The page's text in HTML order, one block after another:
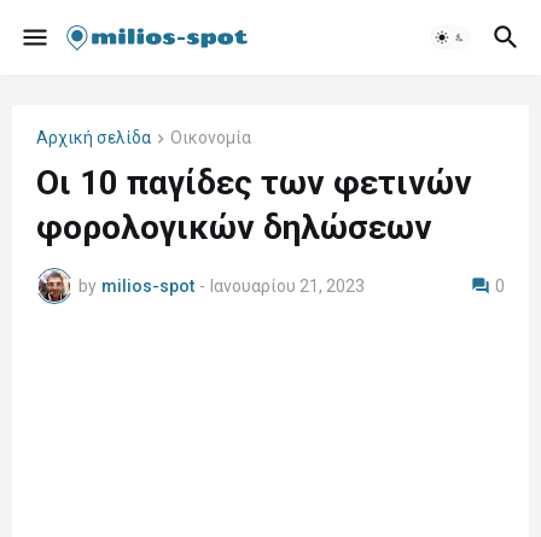
Αρχική σελίδα Οικονομία
Οι 10 παγίδες των φετινών
φορολογικών δηλώσεων
by milios-spot - Ιανουαρίου 21, 2023 0